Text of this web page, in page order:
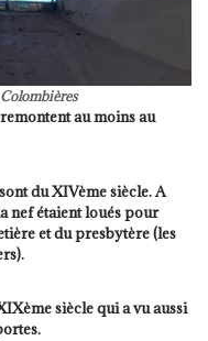
au moins au
du XIVème siècle. A
nef étaient loués pour
et du presbytère (les
siècle qui a vu aussi